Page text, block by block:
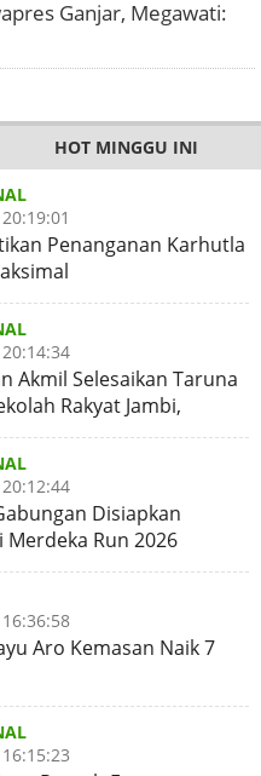
Ganjar, Megawati:
HOT MINGGU INI
Penanganan Karhutla
Akmil Selesaikan Taruna
Rakyat Jambi,
Disiapkan
Run 2026
Aro Kemasan Naik 7